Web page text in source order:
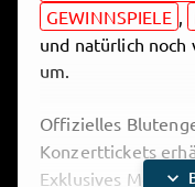
GEWINNSPIELE
und natürlich noch
um.
Offizielles
Konzerttickets
Exklusives Merchexpand_more